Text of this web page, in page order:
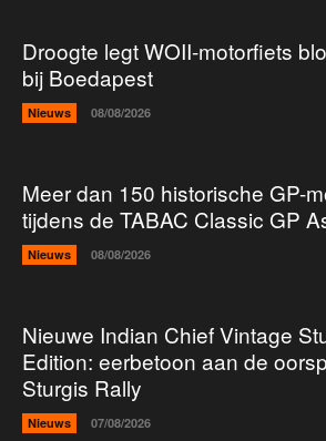
Droogte legt WOII-motorfiets
bij Boedapest
Nieuws 08/08/2026
Meer dan 150 historische GP-
tijdens de TABAC Classic GP
Nieuws 08/08/2026
Nieuwe Indian Chief Vintage
Edition: eerbetoon aan de
Sturgis Rally
Nieuws 07/08/2026